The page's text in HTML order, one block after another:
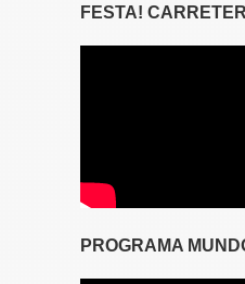
FESTA!
PROGRAMA